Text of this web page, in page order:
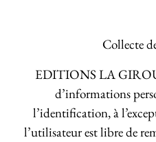
Collecte
EDITIONS LA
d’informations
l’identification, à
l’utilisateur est libre de